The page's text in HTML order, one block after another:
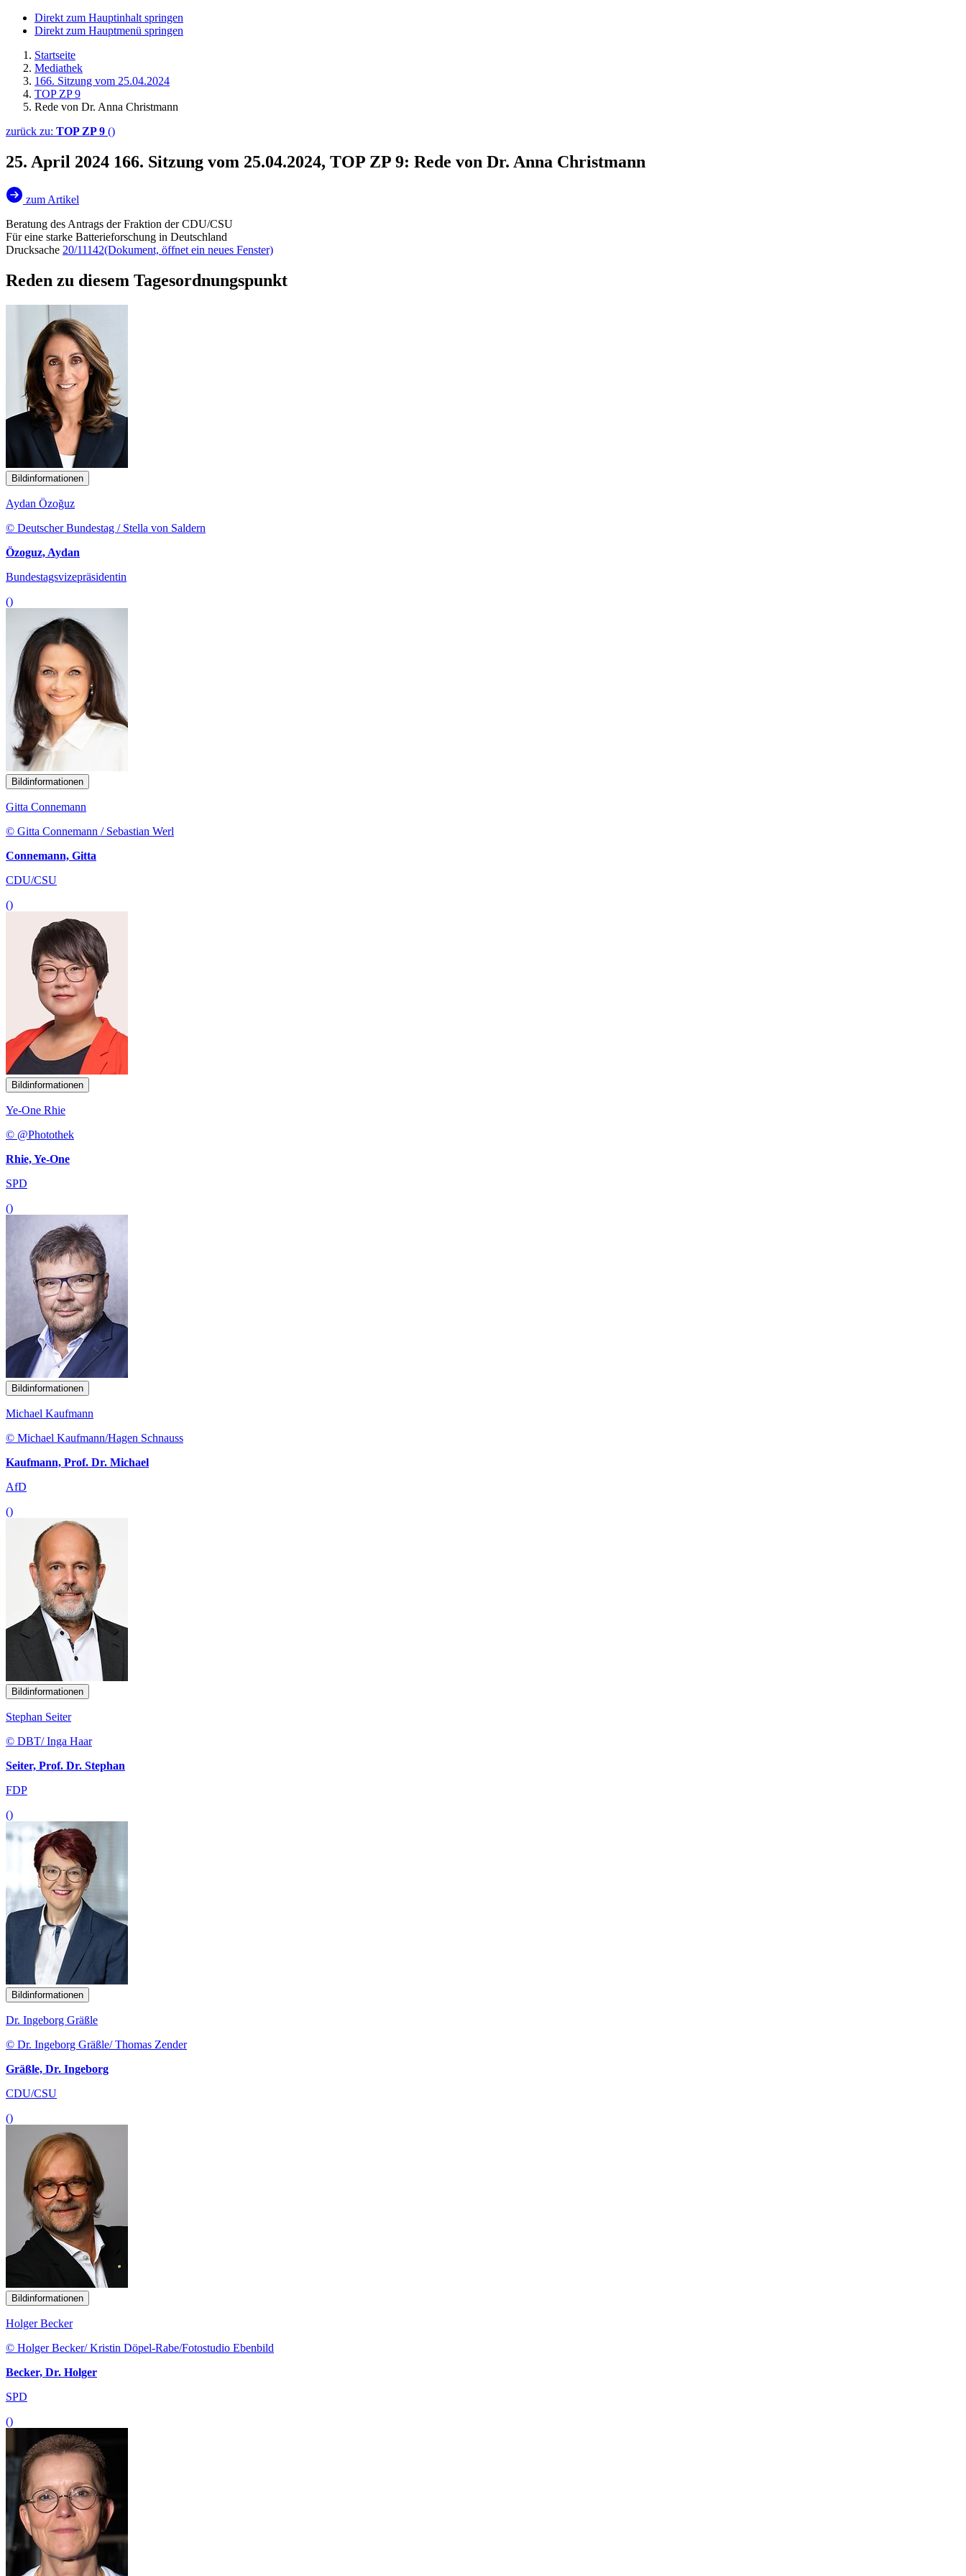
Direkt zum Hauptinhalt springen
Direkt zum Hauptmenü springen
Startseite
Mediathek
166. Sitzung vom 25.04.2024
TOP ZP 9
Rede von Dr. Anna Christmann
zurück zu: TOP ZP 9 ()
25. April 2024 166. Sitzung vom 25.04.2024, TOP ZP 9: Rede von Dr. Anna Christmann
zum Artikel
Beratung des Antrags der Fraktion der CDU/CSU
Für eine starke Batterieforschung in Deutschland
Drucksache 20/11142(Dokument, öffnet ein neues Fenster)
Reden zu diesem Tagesordnungspunkt
Bildinformationen
Aydan Özoğuz
© Deutscher Bundestag / Stella von Saldern
Özoguz, Aydan
Bundestagsvizepräsidentin
()
Bildinformationen
Gitta Connemann
© Gitta Connemann / Sebastian Werl
Connemann, Gitta
CDU/CSU
()
Bildinformationen
Ye-One Rhie
© @Photothek
Rhie, Ye-One
SPD
()
Bildinformationen
Michael Kaufmann
© Michael Kaufmann/Hagen Schnauss
Kaufmann, Prof. Dr. Michael
AfD
()
Bildinformationen
Stephan Seiter
© DBT/ Inga Haar
Seiter, Prof. Dr. Stephan
FDP
()
Bildinformationen
Dr. Ingeborg Gräßle
© Dr. Ingeborg Gräßle/ Thomas Zender
Gräßle, Dr. Ingeborg
CDU/CSU
()
Bildinformationen
Holger Becker
© Holger Becker/ Kristin Döpel-Rabe/Fotostudio Ebenbild
Becker, Dr. Holger
SPD
()